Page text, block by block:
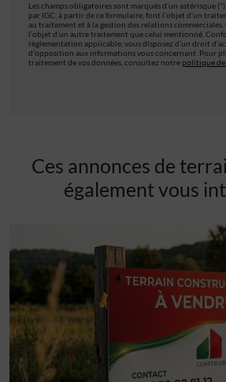
Les champs obligatoires sont marqués d’un astérisque
par IGC, à partir de ce formulaire, font l’objet d’un
au traitement et à la gestion des relations commerciales.
l’objet d’un autre traitement que celui mentionné.
règlementation applicable, vous disposez d’un droit
d’opposition aux informations vous concernant. Pour
traitement de vos données, consultez notre politique
Ces annonces de
également vous